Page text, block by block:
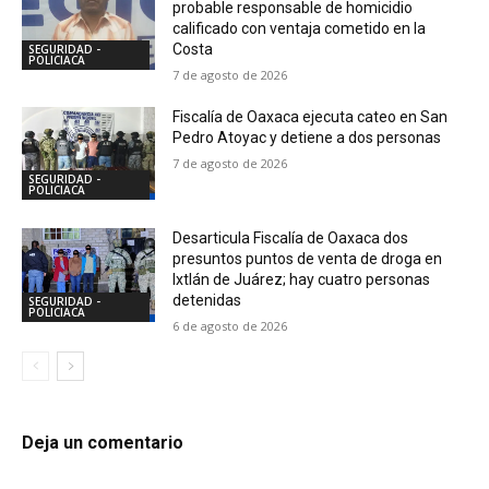
SEGURIDAD -
POLICIACA
probable responsable de homicidio
calificado con ventaja cometido en la
Costa
7 de agosto de 2026
SEGURIDAD -
POLICIACA
Fiscalía de Oaxaca ejecuta cateo en San
Pedro Atoyac y detiene a dos personas
7 de agosto de 2026
SEGURIDAD -
POLICIACA
Desarticula Fiscalía de Oaxaca dos
presuntos puntos de venta de droga en
Ixtlán de Juárez; hay cuatro personas
detenidas
6 de agosto de 2026
Deja un comentario